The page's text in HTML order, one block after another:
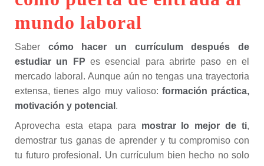
mundo laboral
Saber cómo hacer un currículum después de
estudiar un FP es esencial para abrirte paso en el
mercado laboral. Aunque aún no tengas una trayectoria
extensa, tienes algo muy valioso: formación práctica,
motivación y potencial .
Aprovecha esta etapa para mostrar lo mejor de ti,
demostrar tus ganas de aprender y tu compromiso con
tu futuro profesional. Un currículum bien hecho no solo